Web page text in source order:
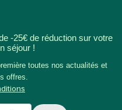
-25€ de réduction sur votre
séjour !
toutes nos actualités et
offres.